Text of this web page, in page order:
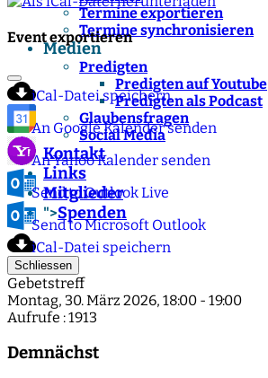
Termine exportieren
Termine synchronisieren
Medien
Predigten
Predigten auf Youtube
Predigten als Podcast
Glaubensfragen
Social Media
Kontakt
Links
Mitglieder
">Spenden
Event exportieren
iCal-Datei speichern
An Google Kalender senden
An Yahoo Kalender senden
Send to Outlook Live
Send to Microsoft Outlook
iCal-Datei speichern
Schliessen
Gebetstreff
Montag, 30. März 2026, 18:00 - 19:00
Aufrufe : 1913
Demnächst